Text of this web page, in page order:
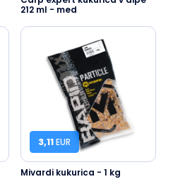
212 ml - med
3,11EUR
Mivardi kukurica - 1 kg